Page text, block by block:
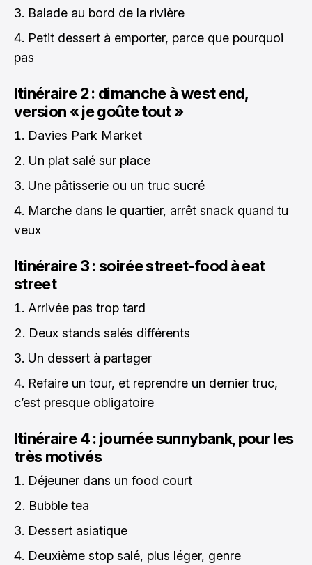
Balade au bord de la rivière
Petit dessert à emporter, parce que pourquoi
pas
Itinéraire 2 : dimanche à west end,
version « je goûte tout »
Davies Park Market
Un plat salé sur place
Une pâtisserie ou un truc sucré
Marche dans le quartier, arrêt snack quand tu
veux
Itinéraire 3 : soirée street-food à eat
street
Arrivée pas trop tard
Deux stands salés différents
Un dessert à partager
Refaire un tour, et reprendre un dernier truc,
c’est presque obligatoire
Itinéraire 4 : journée sunnybank, pour les
très motivés
Déjeuner dans un food court
Bubble tea
Dessert asiatique
Deuxième stop salé, plus léger, genre